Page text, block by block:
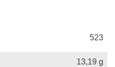
523
13,19 g